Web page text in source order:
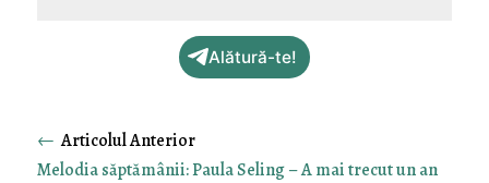
Alătură-te!
←
Melodia săptămânii: Paula Seling – A mai trecut un an